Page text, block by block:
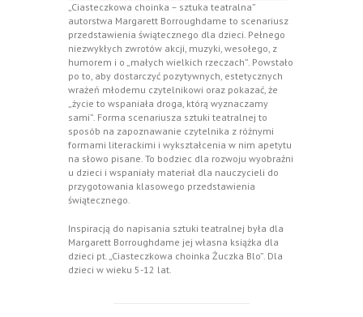
„Ciasteczkowa choinka – sztuka teatralna”
autorstwa Margarett Borroughdame to scenariusz
przedstawienia świątecznego dla dzieci. Pełnego
niezwykłych zwrotów akcji, muzyki, wesołego, z
humorem i o „małych wielkich rzeczach”. Powstało
po to, aby dostarczyć pozytywnych, estetycznych
wrażeń młodemu czytelnikowi oraz pokazać, że
„życie to wspaniała droga, którą wyznaczamy
sami”. Forma scenariusza sztuki teatralnej to
sposób na zapoznawanie czytelnika z różnymi
formami literackimi i wykształcenia w nim apetytu
na słowo pisane. To bodziec dla rozwoju wyobraźni
u dzieci i wspaniały materiał dla nauczycieli do
przygotowania klasowego przedstawienia
świątecznego.
Inspiracją do napisania sztuki teatralnej była dla
Margarett Borroughdame jej własna książka dla
dzieci pt.„Ciasteczkowa choinka Żuczka Blo”. Dla
dzieci w wieku 5-12 lat.